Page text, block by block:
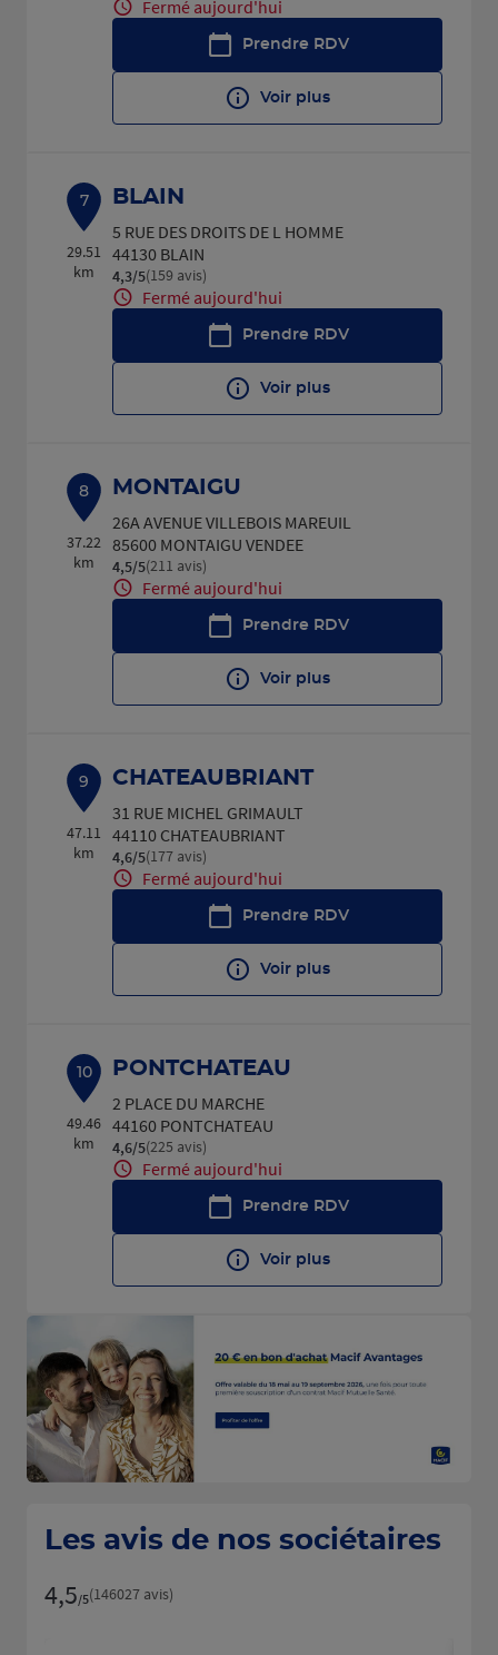
Fermé aujourd'hui
Prendre RDV
Voir plus
7
29.51
km
BLAIN
5 RUE DES DROITS DE L HOMME
44130 BLAIN
4,3/5Note de 4.3 sur 5
(159 avis)
Fermé aujourd'hui
Prendre RDV
Voir plus
8
37.22
km
MONTAIGU
26A AVENUE VILLEBOIS MAREUIL
85600 MONTAIGU VENDEE
4,5/5Note de 4.5 sur 5
(211 avis)
Fermé aujourd'hui
Prendre RDV
Voir plus
9
47.11
km
CHATEAUBRIANT
31 RUE MICHEL GRIMAULT
44110 CHATEAUBRIANT
4,6/5Note de 4.6 sur 5
(177 avis)
Fermé aujourd'hui
Prendre RDV
Voir plus
10
49.46
km
PONTCHATEAU
2 PLACE DU MARCHE
44160 PONTCHATEAU
4,6/5Note de 4.6 sur 5
(225 avis)
Fermé aujourd'hui
Prendre RDV
Voir plus
Les avis de nos sociétaires
4,5/5Note de 4.5 sur 5
(146027 avis)